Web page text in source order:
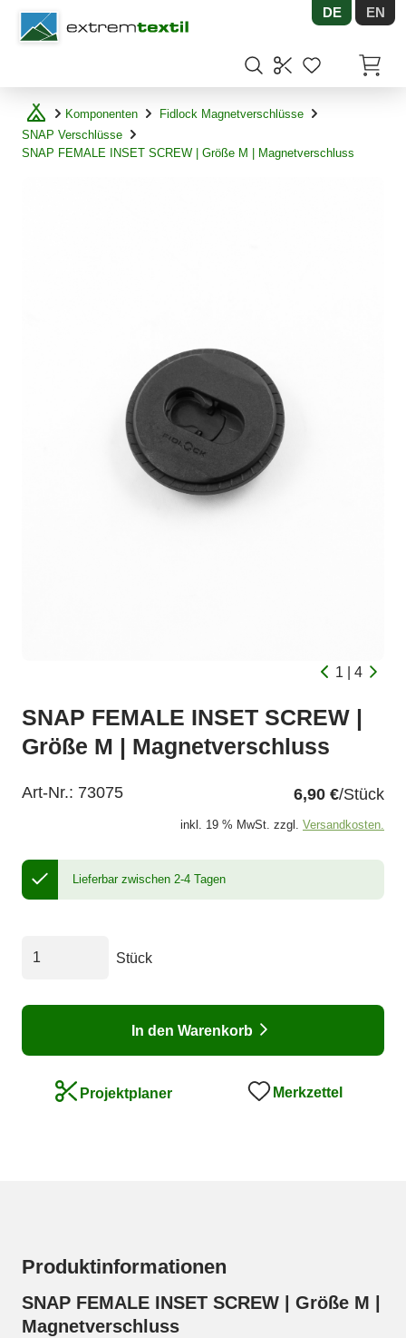
Shopware DE EN
Komponenten
Fidlock Magnetverschlüsse
SNAP Verschlüsse
SNAP FEMALE INSET SCREW | Größe M | Magnetverschluss
1 | 4
SNAP FEMALE INSET SCREW |
Größe M | Magnetverschluss
Art-Nr.: 73075 6,90 €/Stück
inkl. 19 % MwSt. zzgl. Versandkosten.
Lieferbar zwischen 2-4 Tagen
Stück
In den Warenkorb
Projektplaner Merkzettel
Produktinformationen
SNAP FEMALE INSET SCREW | Größe M |
Magnetverschluss